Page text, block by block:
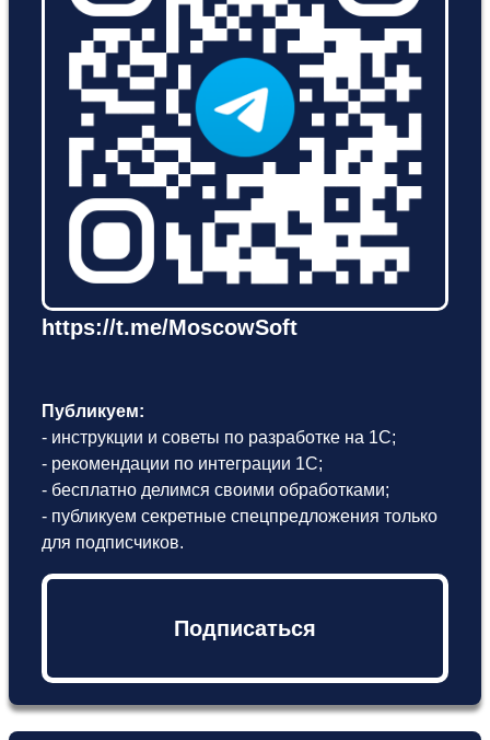
https://t.me/MoscowSoft
Публикуем:
- инструкции и советы по разработке на 1С;
- рекомендации по интеграции 1С;
- бесплатно делимся своими обработками;
- публикуем секретные спецпредложения только
для подписчиков.
Подписаться